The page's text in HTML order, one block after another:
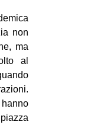
non
ma
al